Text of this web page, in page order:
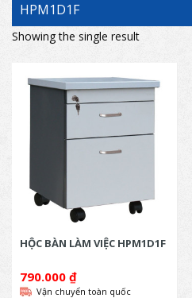
HPM1D1F
Showing the single result
HỘC BÀN LÀM VIỆC HPM1D1F
790.000 ₫
Vận chuyển toàn quốc